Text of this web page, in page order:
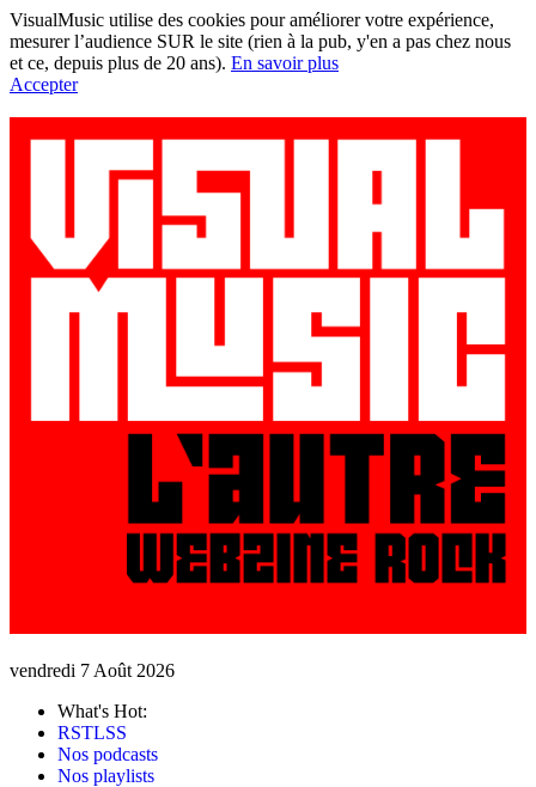
VisualMusic utilise des cookies pour améliorer votre expérience,
mesurer l’audience SUR le site (rien à la pub, y'en a pas chez nous
et ce, depuis plus de 20 ans). En savoir plus
Accepter
vendredi 7 Août 2026
What's Hot:
RSTLSS
Nos podcasts
Nos playlists